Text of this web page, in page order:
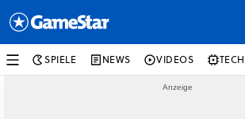
SPIELE NEWS VIDEOS TECH